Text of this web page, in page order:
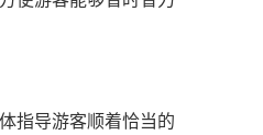
指导游客顺着恰当的